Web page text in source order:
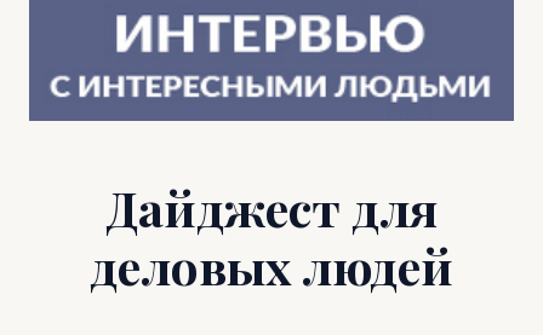
Дайджест для
деловых людей